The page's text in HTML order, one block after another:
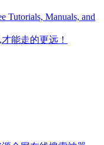
Tutorials, Manuals, and
能走的更远！